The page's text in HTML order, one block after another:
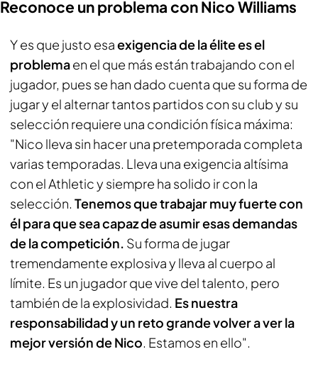
Reconoce un problema con Nico Williams
Y es que justo esaexigencia de la élite es el
problemaen el que más están trabajando con el
jugador, pues se han dado cuenta que su forma de
jugar y el alternar tantos partidos con su club y su
selección requiere una condición física máxima:
"Nico lleva sin hacer una pretemporada completa
varias temporadas. Lleva una exigencia altísima
con el Athletic y siempre ha solido ir con la
selección. Tenemos que trabajar muy fuerte con
él para que sea capaz de asumir esas demandas
de la competición. Su forma de jugar
tremendamente explosiva y lleva al cuerpo al
límite. Es un jugador que vive del talento, pero
también de la explosividad. Es nuestra
responsabilidad y un reto grande volver a ver la
mejor versión de Nico. Estamos en ello".